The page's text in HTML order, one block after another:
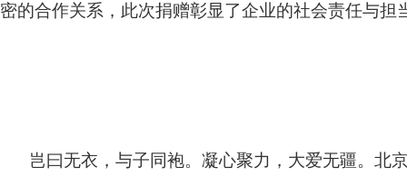
密的合作关系，此次捐赠彰显了企业的社会责任与
岂曰无衣，与子同袍。凝心聚力，大爱无疆。北